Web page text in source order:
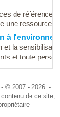
de
une ressource
à
la
et toute
- © 2007 - 2026 -
de ce site,